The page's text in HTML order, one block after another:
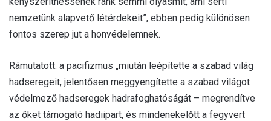
nemzetünk alapvető létérdekeit”, ebben pedig különösen
fontos szerep jut a honvédelemnek.
Rámutatott: a pacifizmus „miután leépítette a szabad világ
hadseregeit, jelentősen meggyengítette a szabad világot
védelmező hadseregek hadrafoghatóságát – megrendítve
az őket támogató hadiipart, és mindenekelőtt a fegyvert